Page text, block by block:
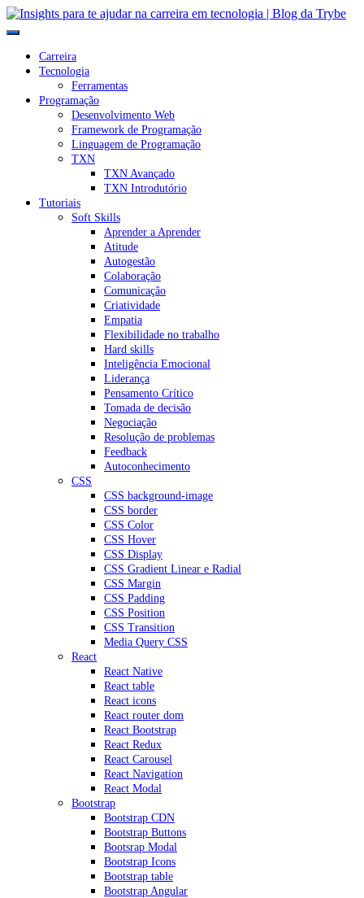
Carreira
Tecnologia
Ferramentas
Programação
Desenvolvimento Web
Framework de Programação
Linguagem de Programação
TXN
TXN Avançado
TXN Introdutório
Tutoriais
Soft Skills
Aprender a Aprender
Atitude
Autogestão
Colaboração
Comunicação
Criatividade
Empatia
Flexibilidade no trabalho
Hard skills
Inteligência Emocional
Liderança
Pensamento Crítico
Tomada de decisão
Negociação
Resolução de problemas
Feedback
Autoconhecimento
CSS
CSS background-image
CSS border
CSS Color
CSS Hover
CSS Display
CSS Gradient Linear e Radial
CSS Margin
CSS Padding
CSS Position
CSS Transition
Media Query CSS
React
React Native
React table
React icons
React router dom
React Bootstrap
React Redux
React Carousel
React Navigation
React Modal
Bootstrap
Bootstrap CDN
Bootstrap Buttons
Bootsrap Modal
Bootstrap Icons
Bootstrap table
Bootstrap Angular